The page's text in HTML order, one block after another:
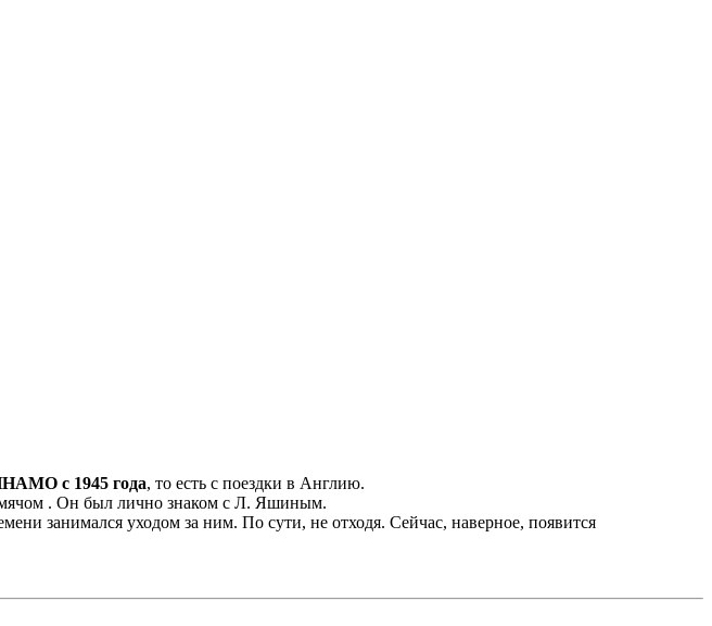
с 1945 года, то есть с поездки в Англию.
мячом . Он был лично знаком с Л. Яшиным.
занимался уходом за ним. По сути, не отходя. Сейчас, наверное, появится